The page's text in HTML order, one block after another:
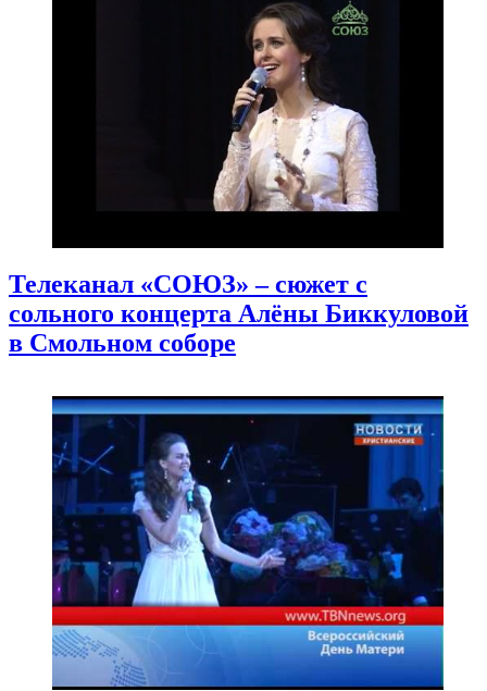
Телеканал «СОЮЗ» – сюжет с
сольного концерта Алёны Биккуловой
в Смольном соборе